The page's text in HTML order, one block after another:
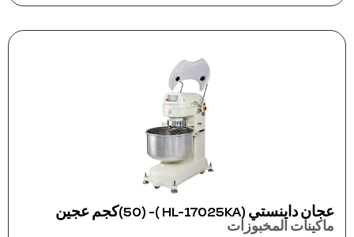
عجان داينستي (HL-17025KA )- (50)كجم عجين
ماكينات المخبوزات